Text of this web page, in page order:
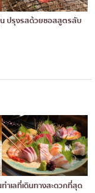
ปรุงรสด้วยซอสสูตรลับ
เลที่เดินทางสะดวกที่สุด